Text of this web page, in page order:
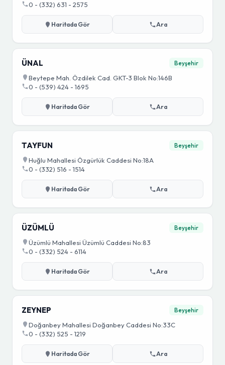
0 - (332) 631 - 2575
Haritada Gör Ara
ÜNAL Beyşehir
Beytepe Mah. Özdilek Cad. GKT-3 Blok No:146B
0 - (539) 424 - 1695
Haritada Gör Ara
TAYFUN Beyşehir
Huğlu Mahallesi Özgürlük Caddesi No:18A
0 - (332) 516 - 1514
Haritada Gör Ara
ÜZÜMLÜ Beyşehir
Üzümlü Mahallesi Üzümlü Caddesi No:83
0 - (332) 524 - 6114
Haritada Gör Ara
ZEYNEP Beyşehir
Doğanbey Mahallesi Doğanbey Caddesi No:33C
0 - (332) 525 - 1219
Haritada Gör Ara